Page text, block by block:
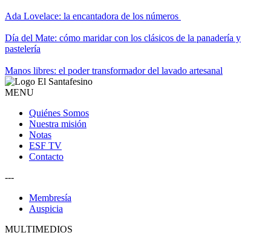
Ada Lovelace: la encantadora de los números
Día del Mate: cómo maridar con los clásicos de la panadería y
pastelería
Manos libres: el poder transformador del lavado artesanal
MENU
Quiénes Somos
Nuestra misión
Notas
ESF TV
Contacto
---
Membresía
Auspicia
MULTIMEDIOS